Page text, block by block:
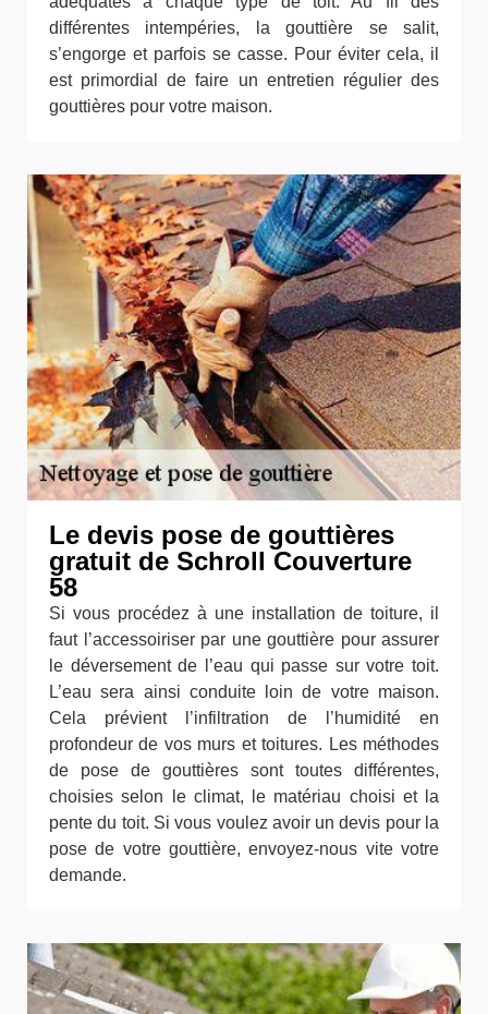
différentes intempéries, la gouttière se salit,
s’engorge et parfois se casse. Pour éviter cela, il
est primordial de faire un entretien régulier des
gouttières pour votre maison.
Le devis pose de gouttières
gratuit de Schroll Couverture
58
Si vous procédez à une installation de toiture, il
faut l’accessoiriser par une gouttière pour assurer
le déversement de l’eau qui passe sur votre toit.
L’eau sera ainsi conduite loin de votre maison.
Cela prévient l’infiltration de l’humidité en
profondeur de vos murs et toitures. Les méthodes
de pose de gouttières sont toutes différentes,
choisies selon le climat, le matériau choisi et la
pente du toit. Si vous voulez avoir un devis pour la
pose de votre gouttière, envoyez-nous vite votre
demande.